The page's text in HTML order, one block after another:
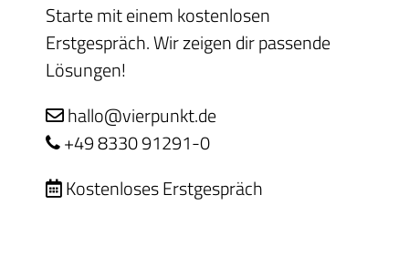
Starte mit einem kostenlosen
Erstgespräch. Wir zeigen dir passende
Lösungen!
hallo@vierpunkt.de
+49 8330 91291-0
Kostenloses Erstgespräch